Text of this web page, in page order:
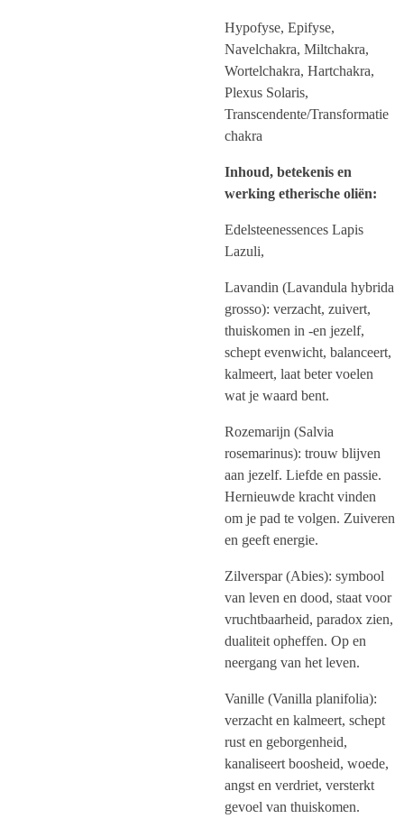
Hypofyse, Epifyse,
Navelchakra, Miltchakra,
Wortelchakra, Hartchakra,
Plexus Solaris,
Transcendente/Transformatie
chakra
Inhoud, betekenis en
werking etherische oliën:
Edelsteenessences Lapis
Lazuli,
Lavandin (Lavandula hybrida
grosso): verzacht, zuivert,
thuiskomen in -en jezelf,
schept evenwicht, balanceert,
kalmeert, laat beter voelen
wat je waard bent.
Rozemarijn (Salvia
rosemarinus): trouw blijven
aan jezelf. Liefde en passie.
Hernieuwde kracht vinden
om je pad te volgen. Zuiveren
en geeft energie.
Zilverspar (Abies): symbool
van leven en dood, staat voor
vruchtbaarheid, paradox zien,
dualiteit opheffen. Op en
neergang van het leven.
Vanille (Vanilla planifolia):
verzacht en kalmeert, schept
rust en geborgenheid,
kanaliseert boosheid, woede,
angst en verdriet, versterkt
gevoel van thuiskomen.